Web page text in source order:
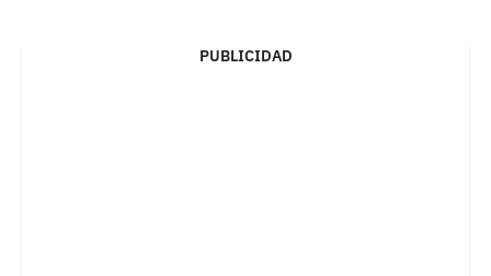
PUBLICIDAD